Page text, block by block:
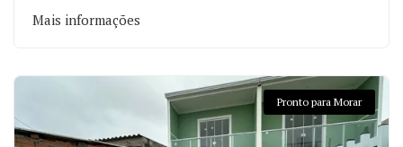
Mais informações
Pronto para Morar